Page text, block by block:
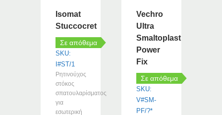
Isomat
Stuccocret
Σε απόθεμα
SKU:
I#ST/1
Ρητινούχος
στόκος
σπατουλαρίσματος
για
εσωτερική
Vechro
Ultra
Smaltoplast
Power
Fix
Σε απόθεμα
SKU:
V#SM-
PF/?*